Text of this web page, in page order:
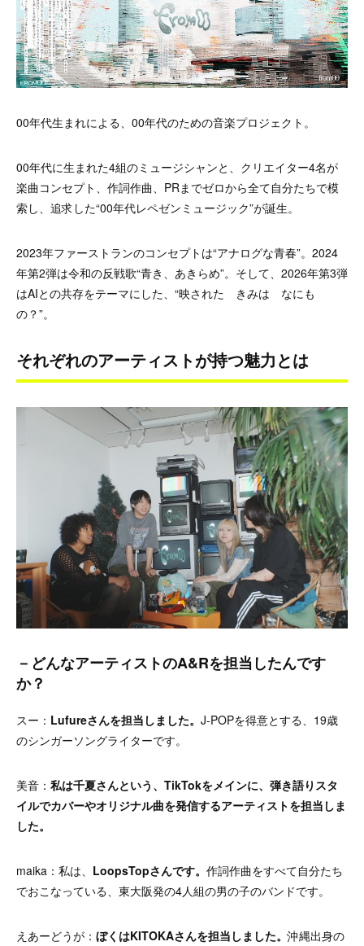
00年代生まれによる、00年代のための音楽プロジェクト。
00年代に生まれた4組のミュージシャンと、クリエイター4名が
楽曲コンセプト、作詞作曲、PRまでゼロから全て自分たちで模
索し、追求した“00年代レペゼンミュージック”が誕生。
2023年ファーストランのコンセプトは“アナログな青春”。2024
年第2弾は令和の反戦歌“青き、あきらめ”。そして、2026年第3弾
はAIとの共存をテーマにした、“映された きみは なにも
の？”。
それぞれのアーティストが持つ魅力とは
－どんなアーティストのA&Rを担当したんです
か？
スー： Lufureさんを担当しました。 J-POPを得意とする、19歳
のシンガーソングライターです。
美音： 私は千夏さんという、TikTokをメインに、弾き語りスタ
イルでカバーやオリジナル曲を発信するアーティストを担当しま
した。
maika：私は、 LoopsTopさんです。 作詞作曲をすべて自分たち
でおこなっている、東大阪発の4人組の男の子のバンドです。
えあーどうが： ぼくはKITOKAさんを担当しました。沖縄出身の